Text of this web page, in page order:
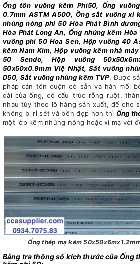
Ống tôn vuông kẽm Phi50, Ống
0.7mm ASTM A500, Ồng sắt vuông xi
nhúng nóng phi 50 Hòa Phát Bình
Hòa Phát Long An, Ống nhúng kẽm
vuông phi 50 Hoa Sen, Hộp vuông 40
kẽm Nam Kim, Hộp vuông kẽm nhà
50 Sendo, Hộp vuông
50x50x0.9mm Việ Nhật, Sắt vuông
D50, Sắt vuông nhúng kẽm TVP, Được
pháp cán tôn cuộn có sẵn và hàn mối
dài của ống, có cấu trúc rỗng ruột,
nhau tùy theo lô hàng sản xuất, để cho
không bị rỉ sét và bền đẹp hơn thì Ống
một lớp kẽm nhúng nóng hoặc xi mạ với
Ống thép mạ kẽm
Bảng tra thông số kích thước của Ống